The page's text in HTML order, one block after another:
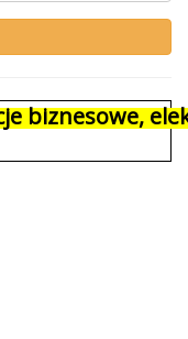
biznesowe,